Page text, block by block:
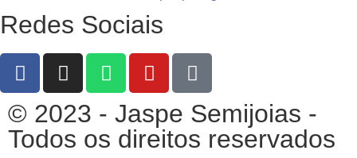
Redes Sociais
© 2023 - Jaspe Semijoias -
Todos os direitos reservados